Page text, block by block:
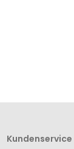
Kundenservice